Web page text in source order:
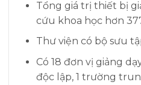
Tổng giá trị thiết bị
cứu khoa học hơn
Thư viện có bộ sưu
Có 18 đơn vị giảng
độc lập, 1 trường